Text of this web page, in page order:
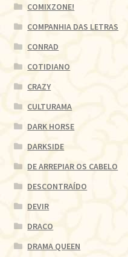
COMIXZONE!
COMPANHIA DAS LETRAS
CONRAD
COTIDIANO
CRAZY
CULTURAMA
DARK HORSE
DARKSIDE
DE ARREPIAR OS CABELO
DESCONTRAÍDO
DEVIR
DRACO
DRAMA QUEEN